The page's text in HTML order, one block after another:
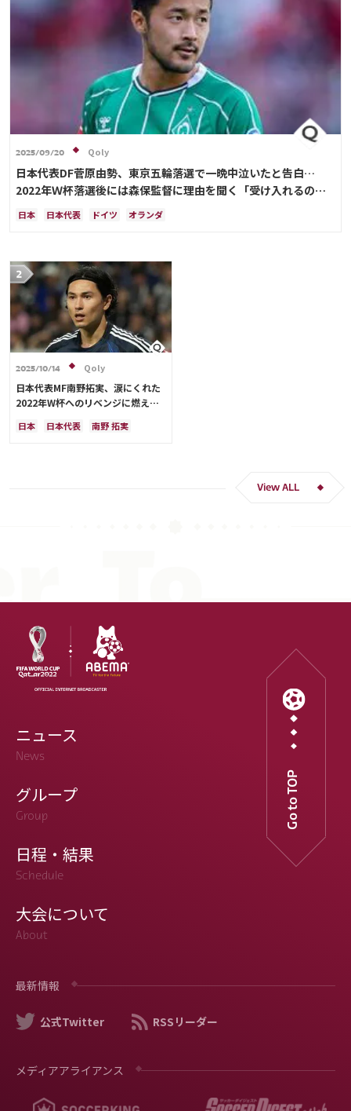
2025/09/20 Qoly
日本代表DF菅原由勢、東京五輪落選で一晩中泣いたと告白…
2022年Ｗ杯落選後には森保監督に理由を聞く「受け入れるのは
難しかった」
日本 日本代表 ドイツ オランダ
2025/10/14 Qoly
日本代表MF南野拓実、涙にくれた
2022年W杯へのリベンジに燃える
ー人生をかけた戦い」
日本 日本代表
南野 拓実
View ALL
ニュース
News
グループ
Group
日程・結果
Schedule
大会について
About
最新情報
公式Twitter RSSリーダー
メディアアライアンス
Go to TOP